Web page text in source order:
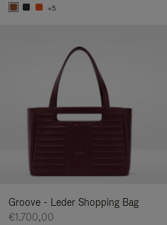
+5
Groove - Leder Shopping Bag
€1.700,00